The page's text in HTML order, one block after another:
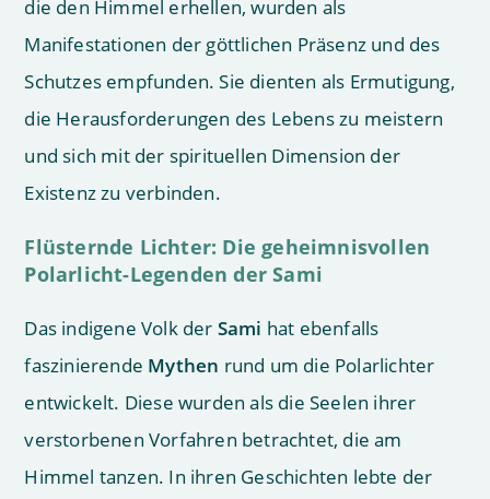
die den Himmel erhellen, wurden als
Manifestationen der göttlichen Präsenz und des
Schutzes empfunden. Sie dienten als Ermutigung,
die Herausforderungen des Lebens zu meistern
und sich mit der spirituellen Dimension der
Existenz zu verbinden.
Flüsternde Lichter: Die geheimnisvollen
Polarlicht-Legenden der Sami
Das indigene Volk der Sami hat ebenfalls
faszinierende Mythen rund um die Polarlichter
entwickelt. Diese wurden als die Seelen ihrer
verstorbenen Vorfahren betrachtet, die am
Himmel tanzen. In ihren Geschichten lebte der